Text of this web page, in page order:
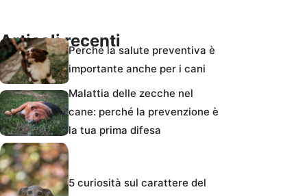
Articoli recentiPerché la salute preventiva è
importante anche per i cani
Malattia delle zecche nel
cane: perché la prevenzione è
la tua prima difesa
5 curiosità sul carattere del